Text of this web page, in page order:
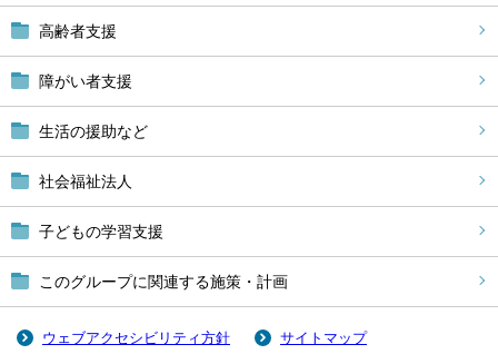
高齢者支援
障がい者支援
生活の援助など
社会福祉法人
子どもの学習支援
このグループに関連する施策・計画
ウェブアクセシビリティ方針 サイトマップ